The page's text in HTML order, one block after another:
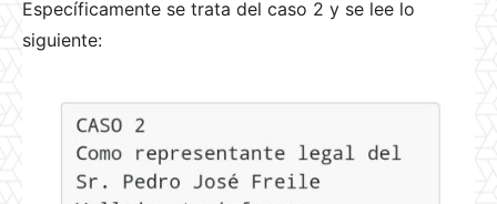
Específicamente se trata del caso 2 y se lee lo
siguiente: